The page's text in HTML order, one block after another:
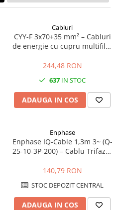
Cabluri
CYY-F 3x70+35 mm² – Cabluri
de energie cu cupru multifilar
244,48 RON
637 IN STOC
ADAUGA IN COS
Enphase
Enphase IQ-Cable 1,3m 3~ (Q-
25-10-3P-200) – Cablu Trifazat
Enphase IQ
140,79 RON
STOC DEPOZIT CENTRAL
ADAUGA IN COS